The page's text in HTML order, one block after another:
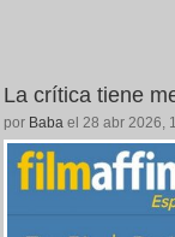
La crítica tiene
por Baba el 28 abr 2026,